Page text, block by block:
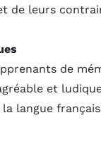
de leurs
de
et
langue